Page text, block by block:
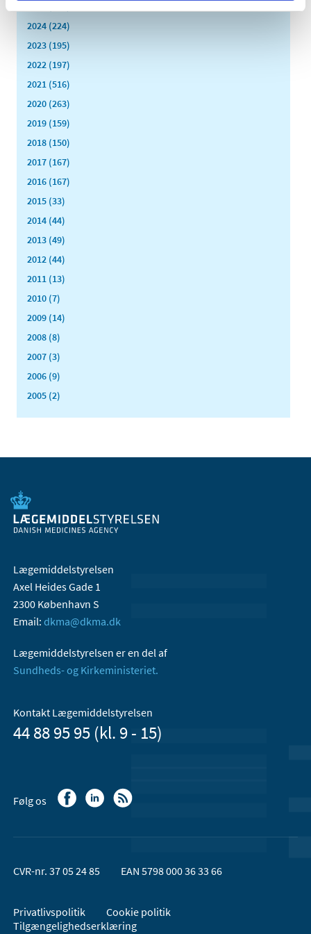
2024 (224)
2023 (195)
2022 (197)
2021 (516)
2020 (263)
2019 (159)
2018 (150)
2017 (167)
2016 (167)
2015 (33)
2014 (44)
2013 (49)
2012 (44)
2011 (13)
2010 (7)
2009 (14)
2008 (8)
2007 (3)
2006 (9)
2005 (2)
Lægemiddelstyrelsen
Axel Heides Gade 1
2300 København S
Email: dkma@dkma.dk
Lægemiddelstyrelsen er en del af
Sundheds- og Kirkeministeriet.
Kontakt Lægemiddelstyrelsen
44 88 95 95 (kl. 9 - 15)
Følg os
CVR-nr. 37 05 24 85 EAN 5798 000 36 33 66
Privatlivspolitik
Cookie politik
Tilgængelighedserklæring